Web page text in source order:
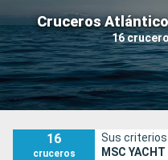
Cruceros Atlántico
16
Nuestros destinos
Fecha de salida
Puertos
16
cruceros
Sus
MSC